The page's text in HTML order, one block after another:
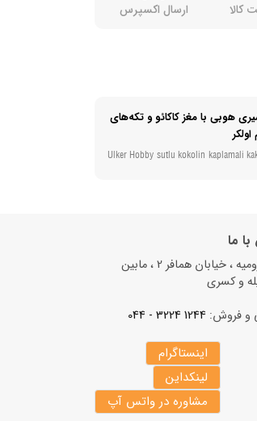
کالا ارسال اکسپرس
هوبی با مغز کاکائو و تکه‌های
Ulker Hobby sutlu kokolin kaplamali
ما
آدرس: ارومیه ، خیابان همافر 2 ، مابين
و کسری
و فروش: 1244 3224 - 044
اینستاگرام
لینکداین
مشاوره در واتس آپ